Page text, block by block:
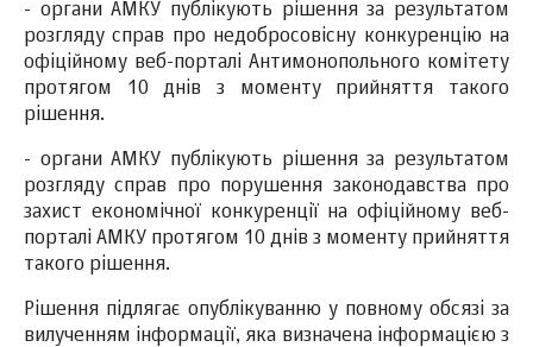
- органи АМКУ публікують рішення за результатом
розгляду справ про недобросовісну конкуренцію на
офіційному веб-порталі Антимонопольного комітету
протягом 10 днів з моменту прийняття такого
рішення.
- органи АМКУ публікують рішення за результатом
розгляду справ про порушення законодавства про
захист економічної конкуренції на офіційному веб-
порталі АМКУ протягом 10 днів з моменту прийняття
такого рішення.
Рішення підлягає опублікуванню у повному обсязі за
вилученням інформації, яка визначена інформацією з